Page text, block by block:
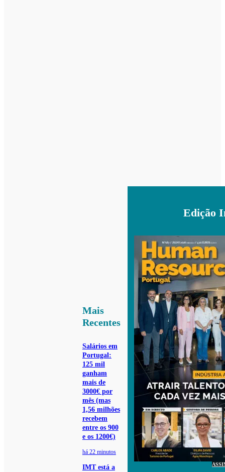
Mais
Recentes
Salários em
Portugal:
125 mil
ganham
mais de
3000€ por
mês (mas
1,56 milhões
recebem
entre os 900
e os 1200€)
há 22 minutos
IMT está a
Edição